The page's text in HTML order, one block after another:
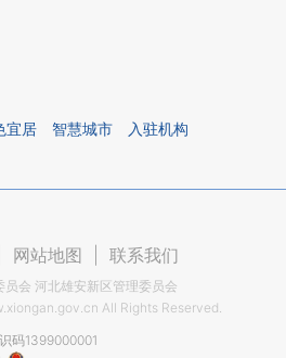
宜居 智慧城市 入驻机构
网站地图 联系我们
会 河北雄安新区管理委员会
All Rights Reserved.
码1399000001